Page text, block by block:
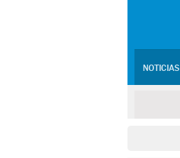
NOTICIAS